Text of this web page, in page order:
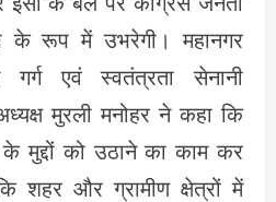
के रूप में उभरेगी। महानगर
एवं स्वतंत्रता सेनानी
मुरली मनोहर ने कहा कि
मुद्दों को उठाने का काम कर
शहर और ग्रामीण क्षेत्रों में